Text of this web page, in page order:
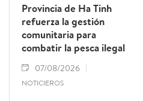
Provincia de Ha Tinh
refuerza la gestión
comunitaria para
combatir la pesca ilegal
07/08/2026
NOTICIEROS